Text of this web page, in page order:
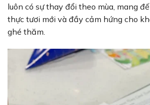
luôn có sự thay đổi theo mùa, mang
thực tươi mới và đầy cảm hứng cho
ghé thăm.